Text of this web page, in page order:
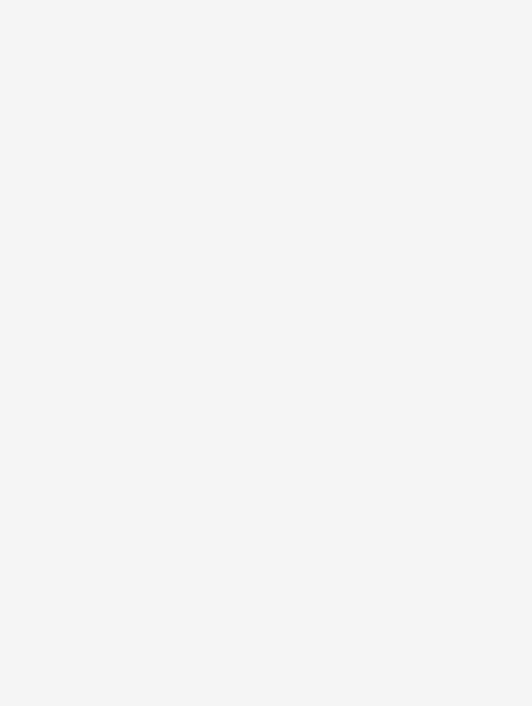
Це збереже глибину кольору шкіри та блиск сталі.
буде